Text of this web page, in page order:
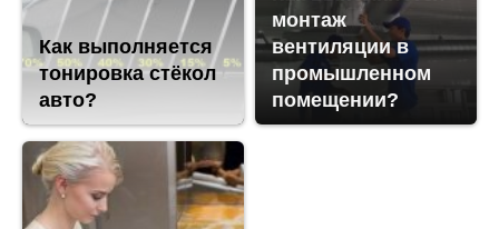
Как выполняется
тонировка стёкол
авто?
монтаж
вентиляции в
промышленном
помещении?